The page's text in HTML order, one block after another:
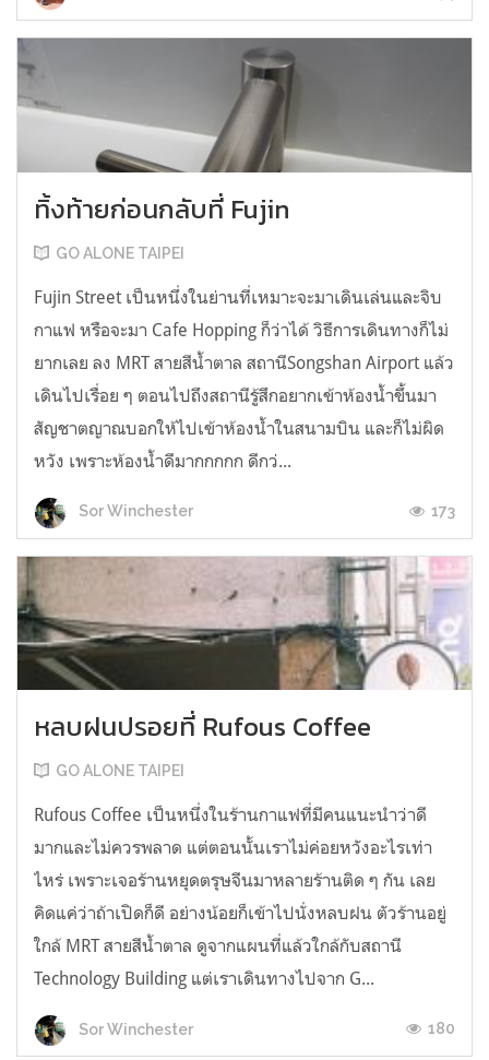
ทิ้งท้ายก่อนกลับที่ Fujin
GO ALONE TAIPEI
Fujin Street เป็นหนึ่งในย่านที่เหมาะจะมาเดินเล่นและจิบ
กาแฟ หรือจะมา Cafe Hopping ก็ว่าได้ วิธีการเดินทางก็ไม่
ยากเลย ลง MRT สายสีน้ำตาล สถานีSongshan Airport แล้ว
เดินไปเรื่อย ๆ ตอนไปถึงสถานีรู้สึกอยากเข้าห้องน้ำขึ้นมา
สัญชาตญาณบอกให้ไปเข้าห้องน้ำในสนามบิน และก็ไม่ผิด
หวัง เพราะห้องน้ำดีมากกกกก ดีกว่...
Sor Winchester 173
หลบฝนปรอยที่ Rufous Coffee
GO ALONE TAIPEI
Rufous Coffee เป็นหนึ่งในร้านกาแฟที่มีคนแนะนำว่าดี
มากและไม่ควรพลาด แต่ตอนนั้นเราไม่ค่อยหวังอะไรเท่า
ไหร่ เพราะเจอร้านหยุดตรุษจีนมาหลายร้านติด ๆ กัน เลย
คิดแค่ว่าถ้าเปิดก็ดี อย่างน้อยก็เข้าไปนั่งหลบฝน ตัวร้านอยู่
ใกล้ MRT สายสีน้ำตาล ดูจากแผนที่แล้วใกล้กับสถานี
Technology Building แต่เราเดินทางไปจาก G...
Sor Winchester 180